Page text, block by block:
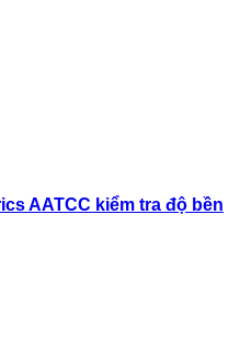
AATCC kiểm tra độ bền